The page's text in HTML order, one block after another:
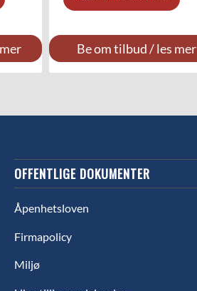
Be om tilbud / les mer
OFFENTLIGE DOKUMENTER
Åpenhetsloven
Firmapolicy
Miljø